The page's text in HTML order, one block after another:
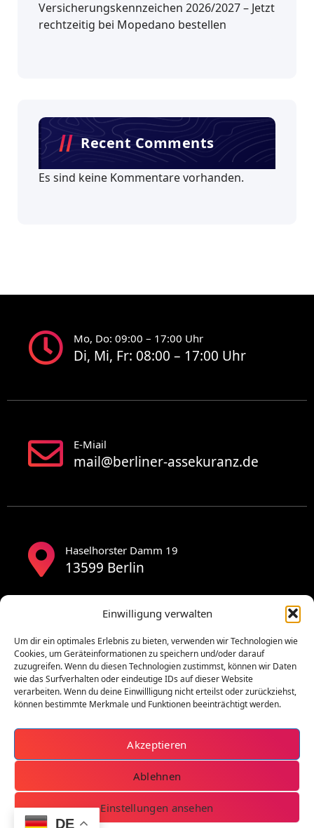
Einwilligung verwalten
Um dir ein optimales Erlebnis zu bieten, verwenden wir Technologien wie
Cookies, um Geräteinformationen zu speichern und/oder darauf
zuzugreifen. Wenn du diesen Technologien zustimmst, können wir Daten
wie das Surfverhalten oder eindeutige IDs auf dieser Website
verarbeiten. Wenn du deine Einwillligung nicht erteilst oder zurückziehst,
können bestimmte Merkmale und Funktionen beeinträchtigt werden.
Akzeptieren
Ablehnen
Einstellungen ansehen
Versicherungskennzeichen 2026/2027 – Jetzt
rechtzeitig bei Mopedano bestellen
Recent Comments
Es sind keine Kommentare vorhanden.
Mo, Do: 09:00 – 17:00 Uhr
Di, Mi, Fr: 08:00 – 17:00 Uhr
E-Miail
mail@berliner-assekuranz.de
Haselhorster Damm 19
13599 Berlin
DE